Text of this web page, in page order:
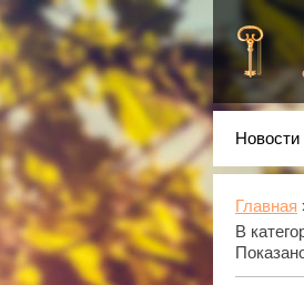
Новости
Главная
В